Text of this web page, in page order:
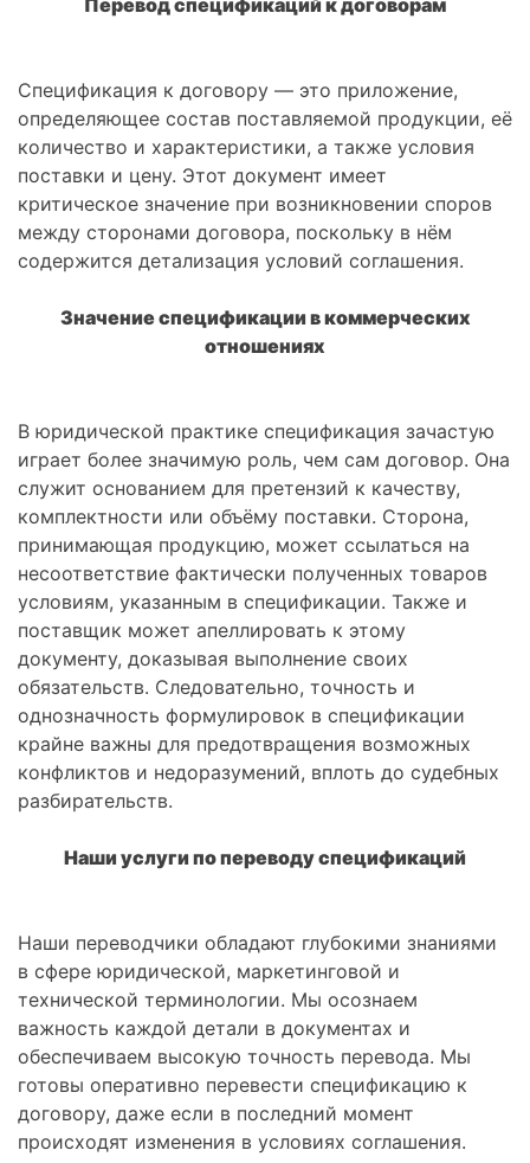
Перевод спецификаций к договорам
Спецификация к договору — это приложение,
определяющее состав поставляемой продукции, её
количество и характеристики, а также условия
поставки и цену. Этот документ имеет
критическое значение при возникновении споров
между сторонами договора, поскольку в нём
содержится детализация условий соглашения.
Значение спецификации в коммерческих
отношениях
В юридической практике спецификация зачастую
играет более значимую роль, чем сам договор. Она
служит основанием для претензий к качеству,
комплектности или объёму поставки. Сторона,
принимающая продукцию, может ссылаться на
несоответствие фактически полученных товаров
условиям, указанным в спецификации. Также и
поставщик может апеллировать к этому
документу, доказывая выполнение своих
обязательств. Следовательно, точность и
однозначность формулировок в спецификации
крайне важны для предотвращения возможных
конфликтов и недоразумений, вплоть до судебных
разбирательств.
Наши услуги по переводу спецификаций
Наши переводчики обладают глубокими знаниями
в сфере юридической, маркетинговой и
технической терминологии. Мы осознаем
важность каждой детали в документах и
обеспечиваем высокую точность перевода. Мы
готовы оперативно перевести спецификацию к
договору, даже если в последний момент
происходят изменения в условиях соглашения.